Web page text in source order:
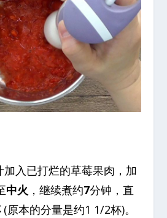
入已打烂的草莓果肉，加
中火 ，继续煮约7分钟，直
(原本的分量是约1 1/2杯)。